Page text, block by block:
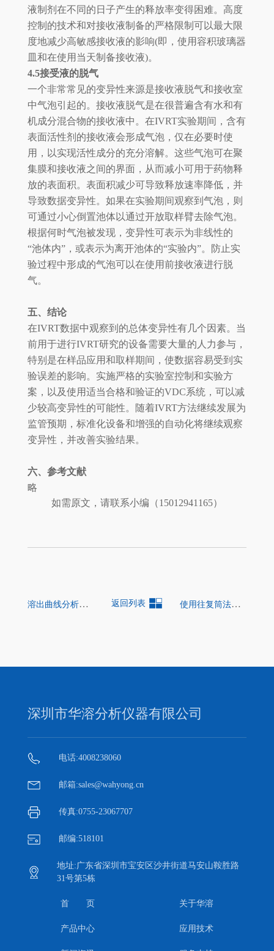
液制剂在不同的日子产生的释放率变得困难。高度
控制的技术和对接收液制备的严格限制可以最大限
度地减少高敏感接收液的影响(即，使用容积玻璃器
皿和在使用当天制备接收液)。
4.5接受液的脱气
一个非常常见的变异性来源是接收液脱气和接收室
中气泡引起的。接收液脱气是在很普遍含有水和有
机成分混合物的接收液中。在IVRT实验期间，含有
表面活性剂的接收液会形成气泡，仅在必要时使
用，以实现活性成分的充分溶解。这些气泡可在聚
集膜和接收液之间的界面，从而减小可用于药物释
放的表面积。表面积减少可导致释放速率降低，并
导致数据变异性。如果在实验期间观察到气泡，则
可通过小心倒置池体以通过开放取样臂去除气泡。
根据何时气泡被发现，变异性可表示为非线性的
“池体内”，或表示为离开池体的“实验内”。防止实
验过程中形成的气泡可以在使用前接收液进行脱
气。
五、结论
在IVRT数据中观察到的总体变异性有几个因素。当
前用于进行IVRT研究的设备需要大量的人力参与，
特别是在样品应用和取样期间，使数据容易受到实
验误差的影响。实施严格的实验室控制和实验方
案，以及使用适当合格和验证的VDC系统，可以减
少较高变异性的可能性。随着IVRT方法继续发展为
监管预期，标准化设备和增强的自动化将继续观察
变异性，并改善实验结果。
六、参考文献
略
如需原文，请联系小编（15012941165）
溶出曲线分析策略 返回列表 使用往复筒法开发具有体内外相关性的格列齐特缓释片的溶出度方法
深圳市华溶分析仪器有限公司
电话:4008238060
邮箱:sales@wahyong.cn
传真:0755-23067707
邮编:518101
地址:广东省深圳市宝安区沙井街道马安山鞍胜路
31号第5栋
首 页 关于华溶
产品中心 应用技术